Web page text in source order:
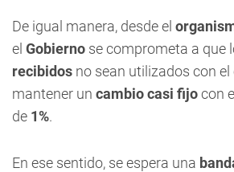
De igual manera, desde el
el Gobierno se comprometa a que
recibidos no sean utilizados con
mantener un cambio casi fijocon
de 1%.
En ese sentido, se espera una